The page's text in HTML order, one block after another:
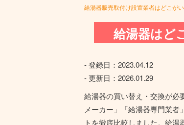
給湯器販売取付け設置業者はどこが
給湯器はど
- 登録日： 2023.04.12
- 更新日： 2026.01.29
給湯器の買い替え・交換が必
メーカー」「給湯器専門業
トを徹底比較しました。給湯